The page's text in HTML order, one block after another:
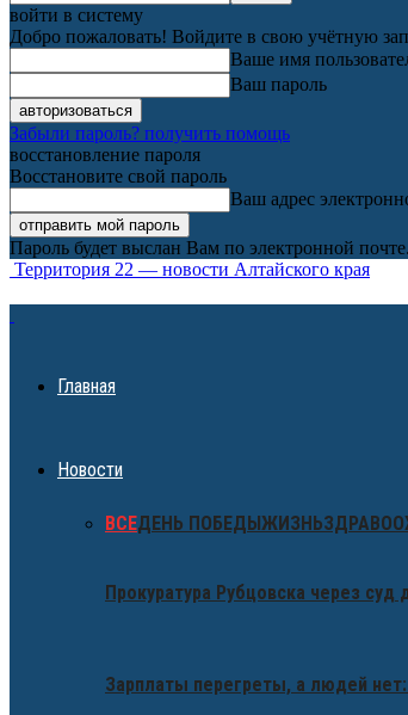
войти в систему
Добро пожаловать! Войдите в свою учётную
Ваше имя
Ваш пароль
Забыли пароль? получить помощь
восстановление пароля
Восстановите свой пароль
Ваш адрес
Пароль будет выслан Вам по электронной почте.
Территория 22 — новости Алтайского края
Главная
Новости
ВСЕДЕНЬ ПОБЕДЫЖИЗНЬ
Прокуратура Рубцовска через
Зарплаты перегреты, а людей